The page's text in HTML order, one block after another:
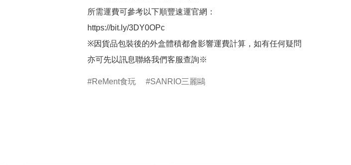
所需運費可參考以下順豐速運官網：
https://bit.ly/3DY0OPc
※因貨品包裝後的外盒體積都會影響運費計算，如有任何疑問
亦可先以訊息聯絡我們客服查詢※
ReMent食玩 SANRIO三麗鷗